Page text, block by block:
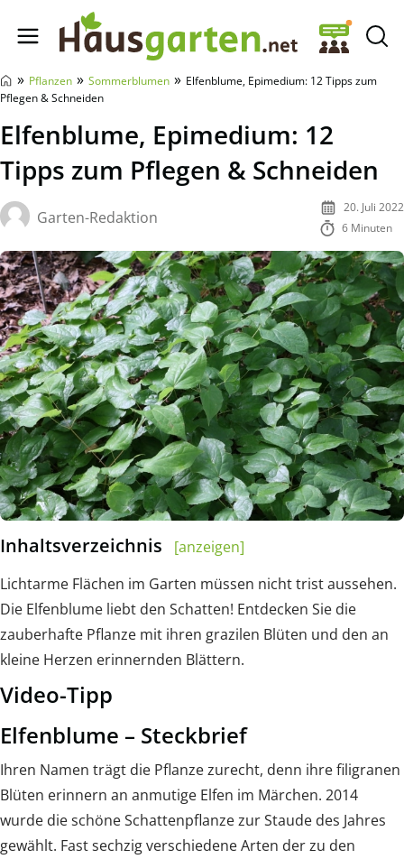
Hausgarten.net
» Pflanzen » Sommerblumen » Elfenblume, Epimedium: 12 Tipps zum
Pflegen & Schneiden
Elfenblume, Epimedium: 12
Tipps zum Pflegen & Schneiden
Garten-Redaktion
20. Juli 2022
6 Minuten
Inhaltsverzeichnis
[anzeigen]
Lichtarme Flächen im Garten müssen nicht trist aussehen.
Die Elfenblume liebt den Schatten! Entdecken Sie die
zauberhafte Pflanze mit ihren grazilen Blüten und den an
kleine Herzen erinnernden Blättern.
Video-Tipp
Elfenblume – Steckbrief
Ihren Namen trägt die Pflanze zurecht, denn ihre filigranen
Blüten erinnern an anmutige Elfen im Märchen. 2014
wurde die schöne Schattenpflanze zur Staude des Jahres
gewählt. Fast sechzig verschiedene Arten der zu den